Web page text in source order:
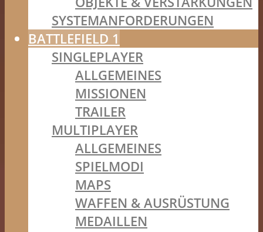
SYSTEMANFORDERUNGEN
BATTLEFIELD 1
SINGLEPLAYER
ALLGEMEINES
MISSIONEN
TRAILER
MULTIPLAYER
ALLGEMEINES
SPIELMODI
MAPS
WAFFEN & AUSRÜSTUNG
MEDAILLEN